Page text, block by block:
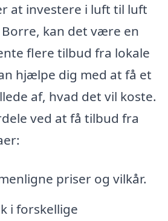
at investere i luft til luft
kan det være en
flere tilbud fra lokale
hjælpe dig med at få et
af, hvad det vil koste.
ved at få tilbud fra
priser og vilkår.
i forskellige